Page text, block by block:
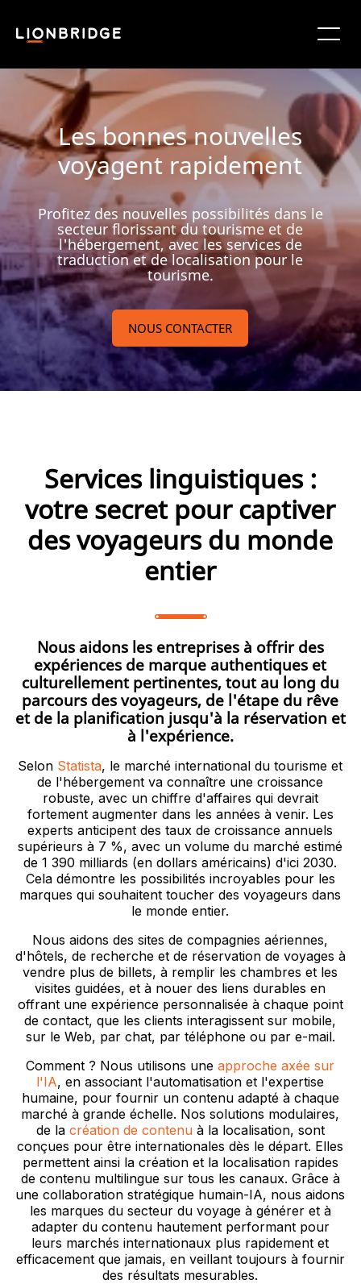
Les bonnes nouvelles
voyagent rapidement
Profitez des nouvelles possibilités dans le
secteur florissant du tourisme et de
l'hébergement, avec les services de
traduction et de localisation pour le
tourisme.
NOUS CONTACTER
Services linguistiques :
votre secret pour captiver
des voyageurs du monde
entier
Nous aidons les entreprises à offrir des
expériences de marque authentiques et
culturellement pertinentes, tout au long du
parcours des voyageurs, de l'étape du rêve
et de la planification jusqu'à la réservation et
à l'expérience.
Selon Statista, le marché international du tourisme et
de l'hébergement va connaître une croissance
robuste, avec un chiffre d'affaires qui devrait
fortement augmenter dans les années à venir. Les
experts anticipent des taux de croissance annuels
supérieurs à 7 %, avec un volume du marché estimé
de 1 390 milliards (en dollars américains) d'ici 2030.
Cela démontre les possibilités incroyables pour les
marques qui souhaitent toucher des voyageurs dans
le monde entier.
Nous aidons des sites de compagnies aériennes,
d'hôtels, de recherche et de réservation de voyages à
vendre plus de billets, à remplir les chambres et les
visites guidées, et à nouer des liens durables en
offrant une expérience personnalisée à chaque point
de contact, que les clients interagissent sur mobile,
sur le Web, par chat, par téléphone ou par e-mail.
Comment ? Nous utilisons uneapproche axée sur
l'IA, en associant l'automatisation et l'expertise
humaine, pour fournir un contenu adapté à chaque
marché à grande échelle. Nos solutions modulaires,
de la création de contenuà la localisation, sont
conçues pour être internationales dès le départ. Elles
permettent ainsi la création et la localisation rapides
de contenu multilingue sur tous les canaux. Grâce à
une collaboration stratégique humain-IA, nous aidons
les marques du secteur du voyage à générer et à
adapter du contenu hautement performant pour
leurs marchés internationaux plus rapidement et
efficacement que jamais, en veillant toujours à fournir
des résultats mesurables.